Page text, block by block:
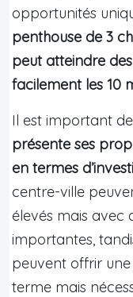
opportunités
penthouse de 3
peut atteindre
facilement les 10
Il est important
présente ses
en termes
centre-ville
élevés mais avec
importantes,
peuvent offrir
terme mais